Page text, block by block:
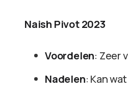
Naish Pivot 2023
Voordelen: Zeer
Nadelen: Kan